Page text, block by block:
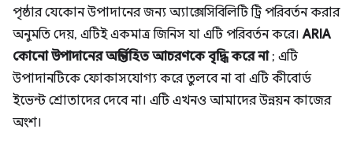
পৃষ্ঠার যেকোন উপাদানের জন্য অ্যাক্সেসিবিলিটি ট্রি পরিবর্তন করার
অনুমতি দেয়, এটিই একমাত্র জিনিস যা এটি পরিবর্তন করে।ARIA
কোনো উপাদানের অন্তর্নিহিত আচরণকে বৃদ্ধি করে না; এটি
উপাদানটিকে ফোকাসযোগ্য করে তুলবে না বা এটি কীবোর্ড
ইভেন্ট শ্রোতাদের দেবে না। এটি এখনও আমাদের উন্নয়ন কাজের
অংশ।